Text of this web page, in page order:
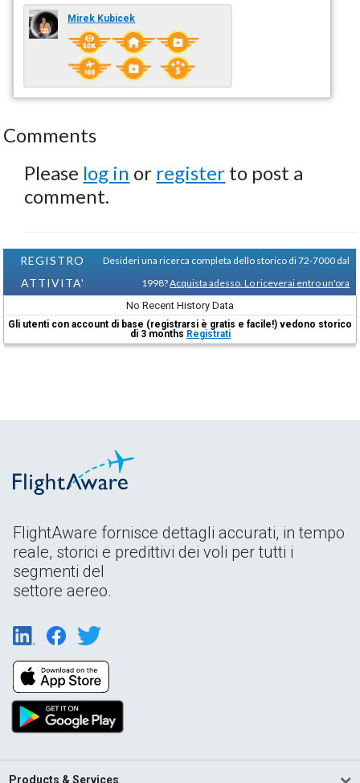
Mirek Kubicek
Comments
Please log in or register to post a
comment.
REGISTRO
ATTIVITA'
Desideri una ricerca completa dello storico di 72-7000 dal
1998?Acquista adesso. Lo riceverai entro un'ora
No Recent History Data
Gli utenti con account di base (registrarsi è gratis e facile!) vedono storico
di 3 months Registrati
FlightAware fornisce dettagli accurati, in tempo
reale, storici e predittivi dei voli per tutti i
segmenti del
settore aereo.
Products & Services